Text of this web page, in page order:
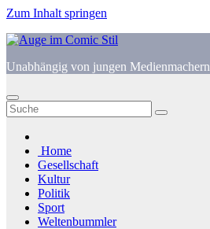
Zum Inhalt springen
Unabhängig von jungen Medienmachern
Home
Gesellschaft
Kultur
Politik
Sport
Weltenbummler